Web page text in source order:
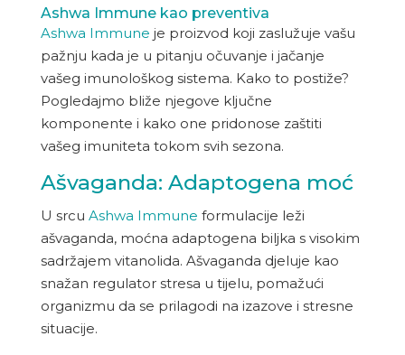
Ashwa Immune kao preventiva
Ashwa Immune je proizvod koji zaslužuje vašu
pažnju kada je u pitanju očuvanje i jačanje
vašeg imunološkog sistema. Kako to postiže?
Pogledajmo bliže njegove ključne
komponente i kako one pridonose zaštiti
vašeg imuniteta tokom svih sezona.
Ašvaganda: Adaptogena moć
U srcu Ashwa Immune formulacije leži
ašvaganda, moćna adaptogena biljka s visokim
sadržajem vitanolida. Ašvaganda djeluje kao
snažan regulator stresa u tijelu, pomažući
organizmu da se prilagodi na izazove i stresne
situacije.